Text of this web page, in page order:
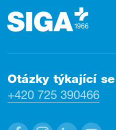
Otázky týkající
+420 725 390466